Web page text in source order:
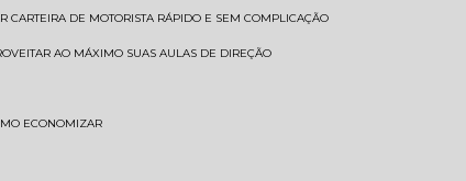
CARTEIRA DE MOTORISTA RÁPIDO E SEM COMPLICAÇÃO
AO MÁXIMO SUAS AULAS DE DIREÇÃO
ECONOMIZAR